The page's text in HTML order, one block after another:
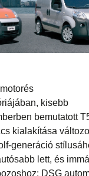
kisebb
bemutatott
kialakítása
generáció
lett, és
DSG